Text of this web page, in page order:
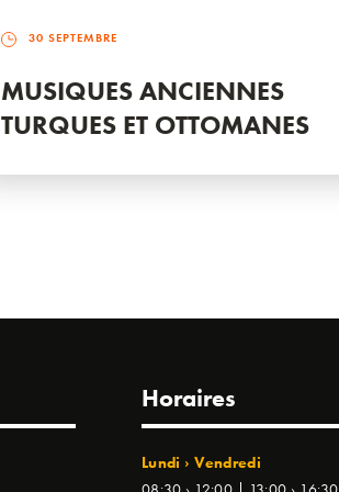
30 SEPTEMBRE
MUSIQUES ANCIENNES
TURQUES ET OTTOMANES
Horaires
Lundi › Vendredi